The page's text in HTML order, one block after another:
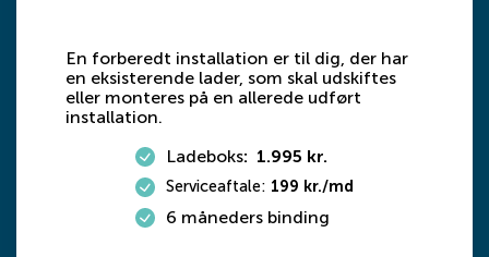
En forberedt installation er til dig, der har
en eksisterende lader, som skal udskiftes
eller monteres på en allerede udført
installation.
Ladeboks: 1.995 kr.
Serviceaftale: 199 kr./md
6 måneders binding